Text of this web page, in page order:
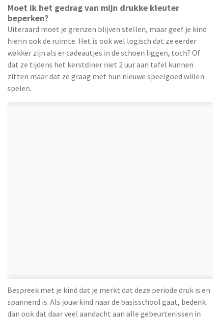
Moet ik het gedrag van mijn drukke kleuter
beperken?
Uiteraard moet je grenzen blijven stellen, maar geef je kind
hierin ook de ruimte. Het is ook wel logisch dat ze eerder
wakker zijn als er cadeautjes in de schoen liggen, toch? Of
dat ze tijdens het kerstdiner niet 2 uur aan tafel kunnen
zitten maar dat ze graag met hun nieuwe speelgoed willen
spelen.
Bespreek met je kind dat je merkt dat deze periode druk is en
spannend is. Als jouw kind naar de basisschool gaat, bedenk
dan ook dat daar veel aandacht aan alle gebeurtenissen in